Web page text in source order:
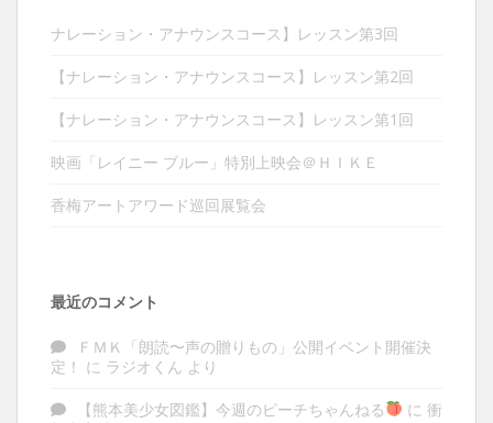
ナレーション・アナウンスコース】レッスン第3回
【ナレーション・アナウンスコース】レッスン第2回
【ナレーション・アナウンスコース】レッスン第1回
映画「レイニー ブルー」特別上映会＠ＨＩＫＥ
香梅アートアワード巡回展覧会
最近のコメント
ＦＭＫ「朗読〜声の贈りもの」公開イベント開催決
定！ に ラジオくん より
【熊本美少女図鑑】今週のピーチちゃんねる に 衝